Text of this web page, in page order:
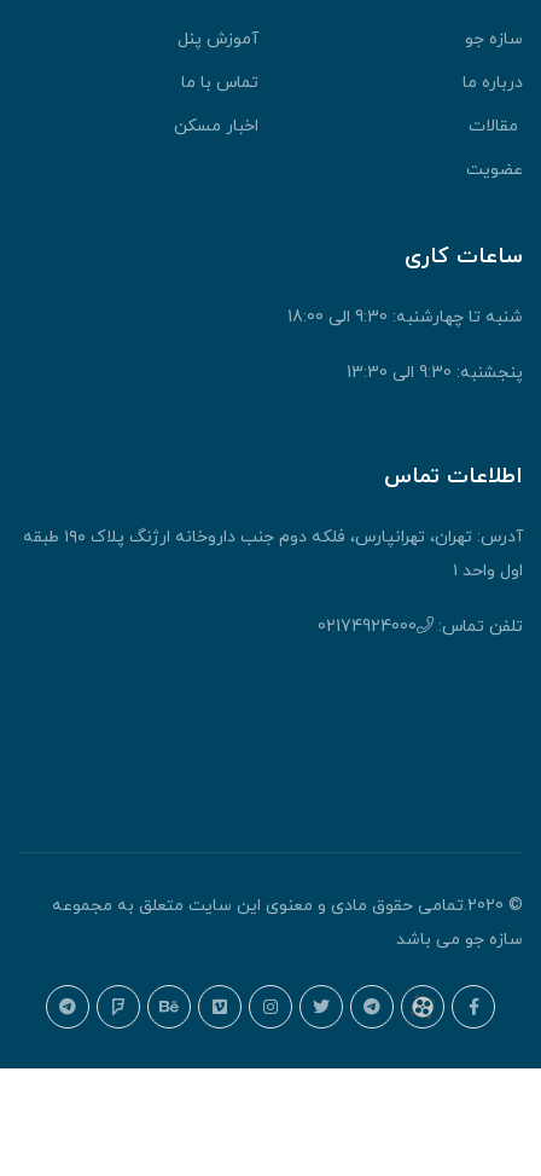
جو
آموزش پنل
ما
تماس با ما
اخبار مسکن
کاری
تا چهارشنبه: 9:30 الی 18:00
9:30 الی 13:30
تماس
آدرس: تهران، تهرانپارس، فلکه دوم جنب داروخانه ارژنگ پلاک ۱۹۰ طبقه
واحد ۱
تماس: 02174924000
© 2020.تمامی حقوق مادی و معنوی این سایت متعلق به مجموعه
جو می باشد